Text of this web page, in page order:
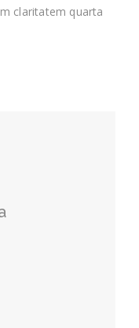
claritatem quarta